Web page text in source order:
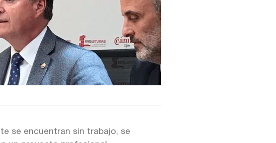
se encuentran sin trabajo, se